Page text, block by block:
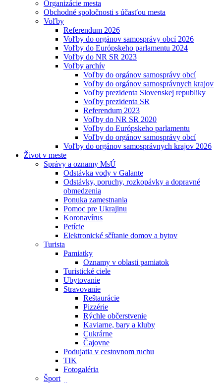
Organizácie mesta
Obchodné spoločnosti s účasťou mesta
Voľby
Referendum 2026
Voľby do orgánov samosprávy obcí 2026
Voľby do Európskeho parlamentu 2024
Voľby do NR SR 2023
Voľby archív
Voľby do orgánov samosprávy obcí
Voľby do orgánov samosprávnych krajov
Voľby prezidenta Slovenskej republiky
Voľby prezidenta SR
Referendum 2023
Voľby do NR SR 2020
Voľby do Európskeho parlamentu
Voľby do orgánov samosprávy obcí
Voľby do orgánov samosprávnych krajov 2026
Život v meste
Správy a oznamy MsÚ
Odstávka vody v Galante
Odstávky, poruchy, rozkopávky a dopravné
obmedzenia
Ponuka zamestnania
Pomoc pre Ukrajinu
Koronavírus
Petície
Elektronické sčítanie domov a bytov
Turista
Pamiatky
Oznamy v oblasti pamiatok
Turistické ciele
Ubytovanie
Stravovanie
Reštaurácie
Pizzérie
Rýchle občerstvenie
Kaviarne, bary a kluby
Cukrárne
Čajovne
Podujatia v cestovnom ruchu
TIK
Fotogaléria
Šport